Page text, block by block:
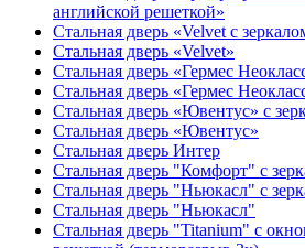
английской решеткой»
Стальная дверь «Velvet с
Стальная дверь «Velvet»
Стальная дверь «Гермес
Стальная дверь «Гермес
Стальная дверь «Ювентус» с
Стальная дверь «Ювентус»
Стальная дверь Интер
Стальная дверь "Комфорт" с
Стальная дверь "Ньюкасл" с
Стальная дверь "Ньюкасл"
Стальная дверь "Titanium" с